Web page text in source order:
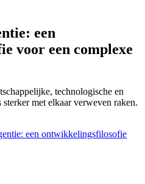
een
voor een complexe
technologische en
met elkaar verweven raken.
een ontwikkelingsfilosofie